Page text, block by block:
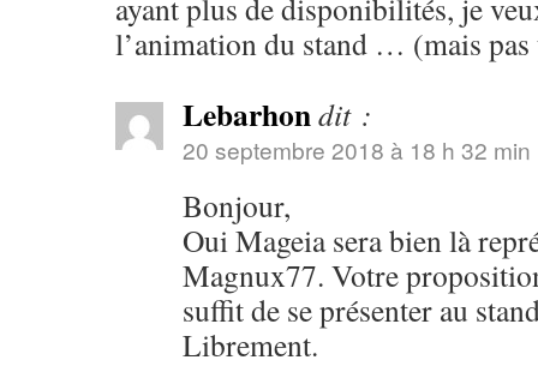
ayant plus de disponibilités, je
l’animation du stand … (mais
Lebarhondit :
20 septembre 2018 à 18 h 32 min
Bonjour,
Oui Mageia sera bien là
Magnux77. Votre
suffit de se présenter au
Librement.